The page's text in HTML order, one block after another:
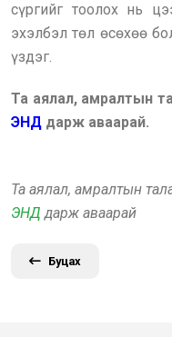
сүргийг тоолох нь
эхэлбэл төл өсөхөө
үздэг.
Та аялал, амралтын
ЭНД дарж аваарай.
Та аялал, амралтын
ЭНД дарж аваарай
Буцах